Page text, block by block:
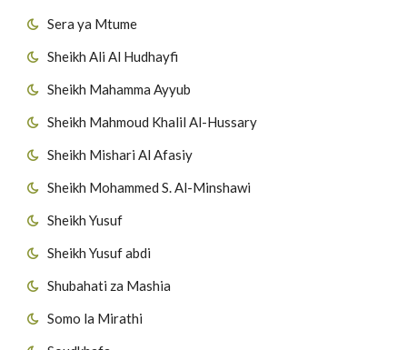
Sera ya Mtume
Sheikh Ali Al Hudhayfi
Sheikh Mahamma Ayyub
Sheikh Mahmoud Khalil Al-Hussary
Sheikh Mishari Al Afasiy
Sheikh Mohammed S. Al-Minshawi
Sheikh Yusuf
Sheikh Yusuf abdi
Shubahati za Mashia
Somo la Mirathi